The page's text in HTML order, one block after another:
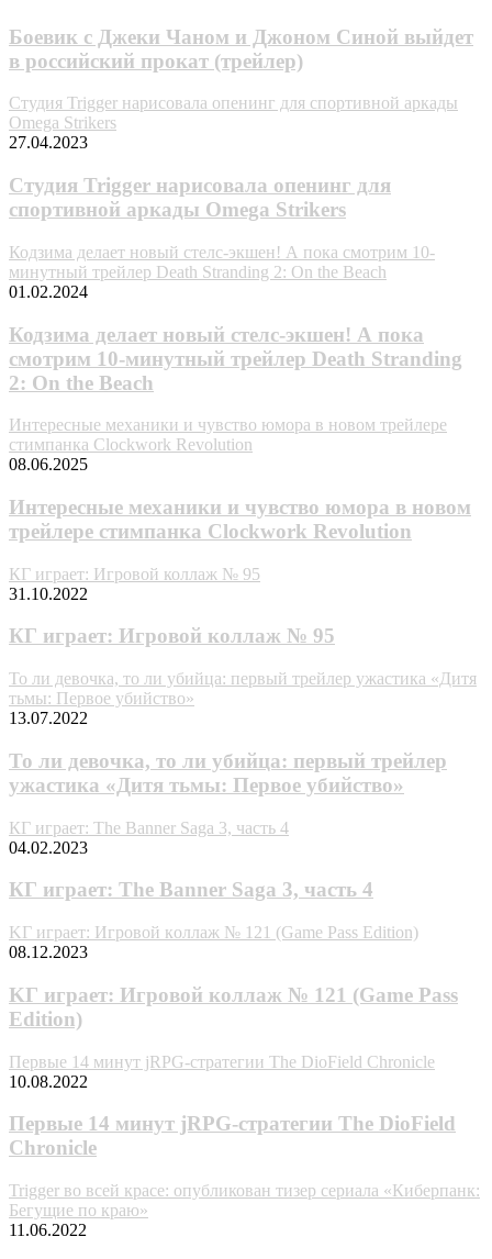
Боевик с Джеки Чаном и Джоном Синой выйдет
в российский прокат (трейлер)
Студия Trigger нарисовала опенинг для спортивной аркады
Omega Strikers
27.04.2023
Студия Trigger нарисовала опенинг для
спортивной аркады Omega Strikers
Кодзима делает новый стелс-экшен! А пока смотрим 10-
минутный трейлер Death Stranding 2: On the Beach
01.02.2024
Кодзима делает новый стелс-экшен! А пока
смотрим 10-минутный трейлер Death Stranding
2: On the Beach
Интересные механики и чувство юмора в новом трейлере
стимпанка Clockwork Revolution
08.06.2025
Интересные механики и чувство юмора в новом
трейлере стимпанка Clockwork Revolution
КГ играет: Игровой коллаж № 95
31.10.2022
КГ играет: Игровой коллаж № 95
То ли девочка, то ли убийца: первый трейлер ужастика «Дитя
тьмы: Первое убийство»
13.07.2022
То ли девочка, то ли убийца: первый трейлер
ужастика «Дитя тьмы: Первое убийство»
КГ играет: The Banner Saga 3, часть 4
04.02.2023
КГ играет: The Banner Saga 3, часть 4
KГ игpaeт: Игpoвoй кoллaж № 121 (Game Pass Edition)
08.12.2023
KГ игpaeт: Игpoвoй кoллaж № 121 (Game Pass
Edition)
Первые 14 минут jRPG-стратегии The DioField Chronicle
10.08.2022
Первые 14 минут jRPG-стратегии The DioField
Chronicle
Trigger во всей красе: опубликован тизер сериала «Киберпанк:
Бегущие по краю»
11.06.2022